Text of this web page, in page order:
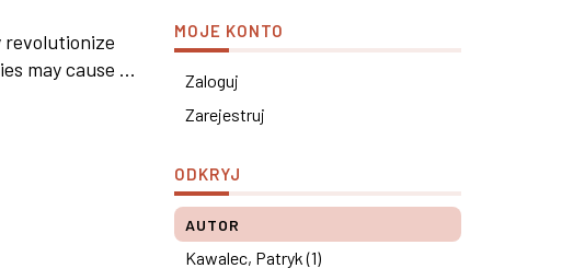
revolutionize
may cause ...
MOJE KONTO
Zaloguj
Zarejestruj
ODKRYJ
AUTOR
Kawalec, Patryk (1)